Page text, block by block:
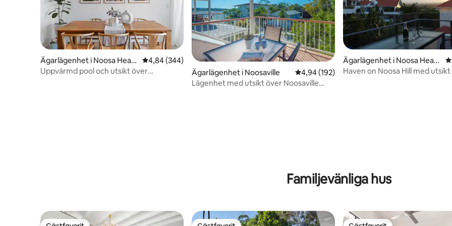
Ägarlägenhet i Noosa Head
s
4,84 av 5 i genomsnittligt betyg, 344 omdömen
4,84 (344)
Uppvärmd pool och utsikt över
Ägarlägenhet i Noosaville 4,94 av 5 i genomsnittligt betyg, 192
4,94 (192)
Lägenhet med utsikt över Noosaville
Ägarlägenhet i Noosa Head
s
Haven on Noosa Hill med
Familjevänliga hus